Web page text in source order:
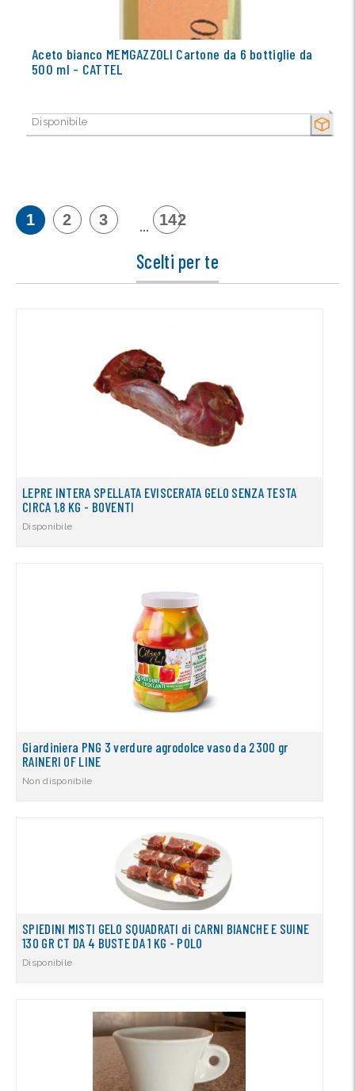
SECCO
Aceto bianco MEMGAZZOLI Cartone da 6 bottiglie da
500 ml - CATTEL
Disponibile
1 2 3 ... 142
Scelti per te
LEPRE INTERA SPELLATA EVISCERATA GELO SENZA TESTA
CIRCA 1,8 KG - BOVENTI
Disponibile
Giardiniera PNG 3 verdure agrodolce vaso da 2300 gr
RAINERI OF LINE
Non disponibile
SPIEDINI MISTI GELO SQUADRATI di CARNI BIANCHE E SUINE
130 GR CT DA 4 BUSTE DA 1 KG - POLO
Disponibile